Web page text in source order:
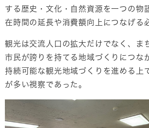
する歴史・文化・自然資源を一つの物
在時間の延長や消費額向上につなげる
観光は交流人口の拡大だけでなく、ま
市民が誇りを持てる地域づくりにつな
持続可能な観光地域づくりを進める上
が多い視察であった。